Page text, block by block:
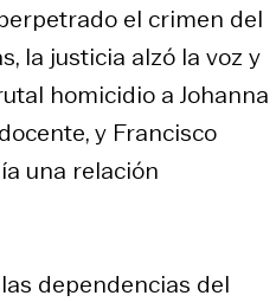
el crimen del
la justicia alzó la voz y
homicidio a Johanna
y Francisco
una relación
dependencias del